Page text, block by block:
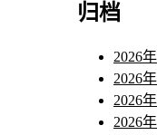
归档
2026
2026
2026
2026